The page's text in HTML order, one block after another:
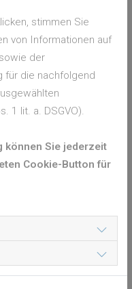
sich hebt und senkt. Mit
wahrzunehmen sind.
in die stabile
oder nur eine
zu
UND
- liegen. Wer Erste
auf dem Brustbein des
und drückt den
stimmen Sie
von Informationen auf
der
für die nachfolgend
1 lit. a. DSGVO).
können Sie jederzeit
Cookie-Button für